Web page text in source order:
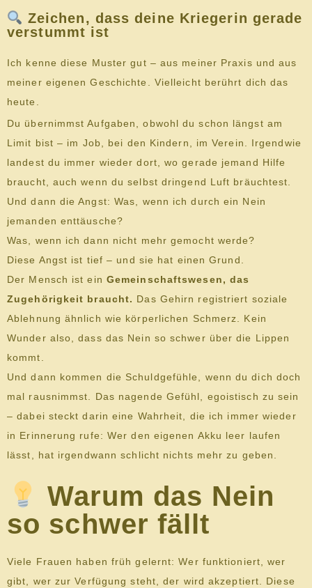
Zeichen, dass deine Kriegerin gerade
verstummt ist
Ich kenne diese Muster gut – aus meiner Praxis und aus
meiner eigenen Geschichte. Vielleicht berührt dich das
heute.
Du übernimmst Aufgaben, obwohl du schon längst am
Limit bist – im Job, bei den Kindern, im Verein. Irgendwie
landest du immer wieder dort, wo gerade jemand Hilfe
braucht, auch wenn du selbst dringend Luft bräuchtest.
Und dann die Angst: Was, wenn ich durch ein Nein
jemanden enttäusche?
Was, wenn ich dann nicht mehr gemocht werde?
Diese Angst ist tief – und sie hat einen Grund.
Der Mensch ist ein Gemeinschaftswesen, das
Zugehörigkeit braucht. Das Gehirn registriert soziale
Ablehnung ähnlich wie körperlichen Schmerz. Kein
Wunder also, dass das Nein so schwer über die Lippen
kommt.
Und dann kommen die Schuldgefühle, wenn du dich doch
mal rausnimmst. Das nagende Gefühl, egoistisch zu sein
– dabei steckt darin eine Wahrheit, die ich immer wieder
in Erinnerung rufe: Wer den eigenen Akku leer laufen
lässt, hat irgendwann schlicht nichts mehr zu geben.
Warum das Nein
so schwer fällt
Viele Frauen haben früh gelernt: Wer funktioniert, wer
gibt, wer zur Verfügung steht, der wird akzeptiert. Diese